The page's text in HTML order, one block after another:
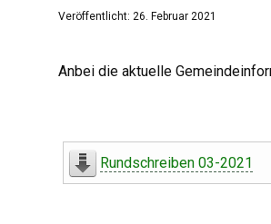
Veröffentlicht: 26. Februar 2021
Anbei die aktuelle
Rundschreiben 03-2021